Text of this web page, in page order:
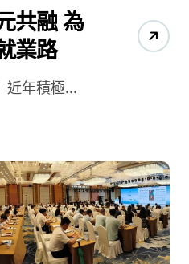
共融 為
業路
近年積極...